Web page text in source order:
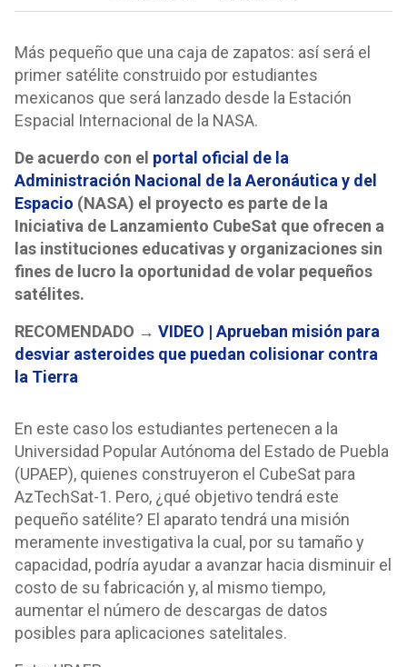
Más pequeño que una caja de zapatos: así será el
primer satélite construido por estudiantes
mexicanos que será lanzado desde la Estación
Espacial Internacional de la NASA.
De acuerdo con el portal oficial de la
Administración Nacional de la Aeronáutica y del
Espacio (NASA) el proyecto es parte de la
Iniciativa de Lanzamiento CubeSat que ofrecen a
las instituciones educativas y organizaciones sin
fines de lucro la oportunidad de volar pequeños
satélites.
RECOMENDADO → VIDEO | Aprueban misión para
desviar asteroides que puedan colisionar contra
la Tierra
En este caso los estudiantes pertenecen a la
Universidad Popular Autónoma del Estado de Puebla
(UPAEP), quienes construyeron el CubeSat para
AzTechSat-1. Pero, ¿qué objetivo tendrá este
pequeño satélite? El aparato tendrá una misión
meramente investigativa la cual, por su tamaño y
capacidad, podría ayudar a avanzar hacia disminuir el
costo de su fabricación y, al mismo tiempo,
aumentar el número de descargas de datos
posibles para aplicaciones satelitales.